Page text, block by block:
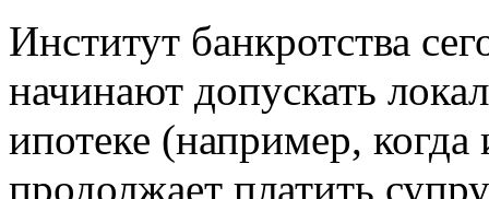
Институт банкротства
начинают допускать
ипотеке (например, когда
продолжает платить